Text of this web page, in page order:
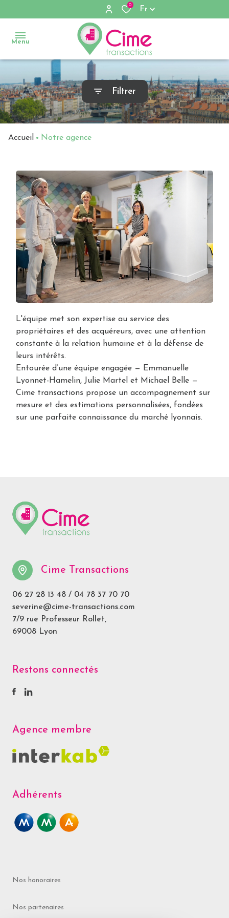
0
Fr
Menu
Accueil
Ventes
Locations
d'entreprise
Notre
agence
Alerte
e-
mail
Biens
Contact
Filtrer
Accueil Notre agence
L'équipe met son expertise au service des
propriétaires et des acquéreurs, avec une attention
constante à la relation humaine et à la défense de
leurs intérêts.
Entourée d’une équipe engagée — Emmanuelle
Lyonnet-Hamelin, Julie Martel et Michael Belle —
Cime transactions propose un accompagnement sur
mesure et des estimations personnalisées, fondées
sur une parfaite connaissance du marché lyonnais.
Cime Transactions
06 27 28 13 48 / 04 78 37 70 70
severine@cime-transactions.com
7/9 rue Professeur Rollet,
69008 Lyon
Restons connectés
Agence membre
Adhérents
Nos honoraires
Nos partenaires